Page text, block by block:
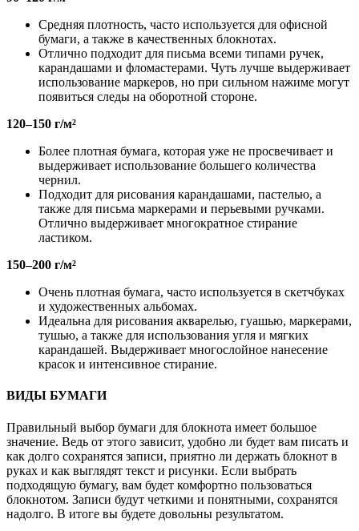
Средняя плотность, часто используется для офисной
бумаги, а также в качественных блокнотах.
Отлично подходит для письма всеми типами ручек,
карандашами и фломастерами. Чуть лучше выдерживает
использование маркеров, но при сильном нажиме могут
появиться следы на оборотной стороне.
120–150 г/м²
Более плотная бумага, которая уже не просвечивает и
выдерживает использование большего количества
чернил.
Подходит для рисования карандашами, пастелью, а
также для письма маркерами и перьевыми ручками.
Отлично выдерживает многократное стирание
ластиком.
150–200 г/м²
Очень плотная бумага, часто используется в скетчбуках
и художественных альбомах.
Идеальна для рисования акварелью, гуашью, маркерами,
тушью, а также для использования угля и мягких
карандашей. Выдерживает многослойное нанесение
красок и интенсивное стирание.
ВИДЫ БУМАГИ
Правильный выбор бумаги для блокнота имеет большое
значение. Ведь от этого зависит, удобно ли будет вам писать и
как долго сохранятся записи, приятно ли держать блокнот в
руках и как выглядят текст и рисунки. Если выбрать
подходящую бумагу, вам будет комфортно пользоваться
блокнотом. Записи будут четкими и понятными, сохранятся
надолго. В итоге вы будете довольны результатом.